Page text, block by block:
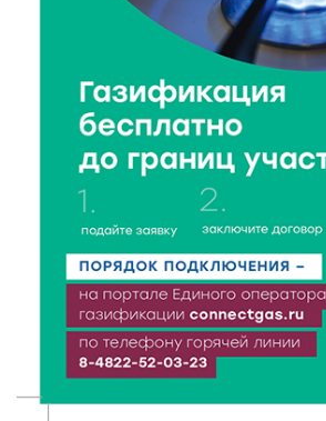
Забыл вещи в транспорте?
пассажиров по новым правилам
8 Авг 2026 12:12 839
Более 40 миллионов на металлургию
Твери
8 Авг 2026 11:37 330
От теории до практики: в детских
8 Авг 2026 10:37 292
Арбуз без риска: на что обратить
покупке — советы Роскачества
8 Авг 2026 10:21 416